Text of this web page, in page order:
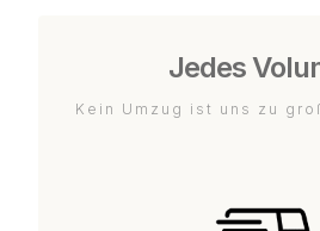
Jedes
Kein Umzug ist uns zu